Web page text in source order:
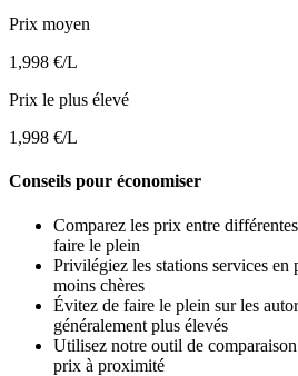
Prix moyen
1,998 €/L
Prix le plus élevé
1,998 €/L
Conseils pour économiser
Comparez les prix entre
faire le plein
Privilégiez les stations services
moins chères
Évitez de faire le plein sur les
généralement plus élevés
Utilisez notre outil de
prix à proximité